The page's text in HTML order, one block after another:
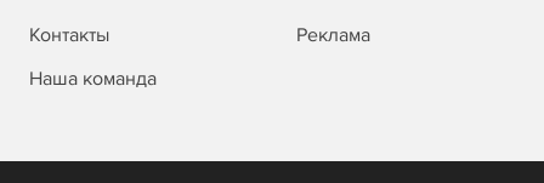
Контакты
Реклама
Наша команда